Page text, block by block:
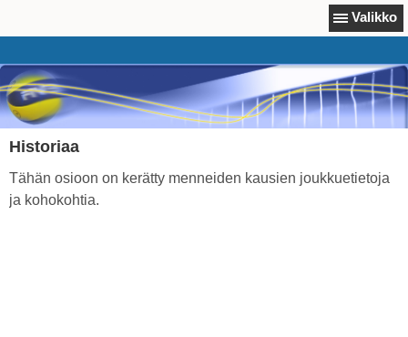
Valikko
Historiaa
Tähän osioon on kerätty menneiden kausien joukkuetietoja
ja kohokohtia.